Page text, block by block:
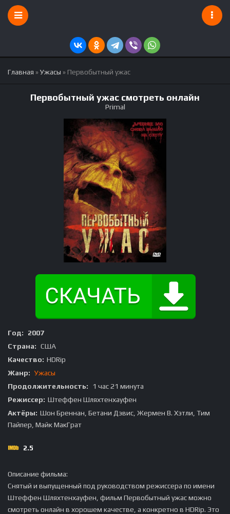
Главная »Ужасы » Первобытный ужас
Первобытный ужас смотреть онлайн
Primal
Год:
2007
Страна: США
Качество: HDRip
Жанр: Ужасы
Продолжительность:
1 час 21 минута
Режиссер: Штеффен Шляхтенхауфен
Актёры: Шон Бреннан, Бетани Дэвис, Жермен В. Хэтли, Тим
Пайпер, Майк МакГрат
2.5
Описание фильма:
Снятый и выпущенный под руководством режиссера по имени
Штеффен Шляхтенхауфен, фильм Первобытный ужас можно
смотреть онлайн в хорошем качестве, а конкретно в HDRip. Это